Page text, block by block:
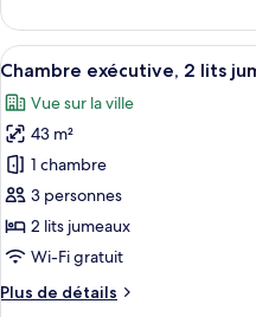
chambre :
Twin
Guest
Room
With
Nile
View
Twin
Guest
Room
Nile
View
Afficher
toutes
les
photos
pour
ce
type
de
chambre :
Chambre
5
Chambre exécutive, 2 lits
Vue sur la ville
43 m²
1 chambre
3 personnes
2 lits jumeaux
Wi-Fi gratuit
Plus de détails
Plus